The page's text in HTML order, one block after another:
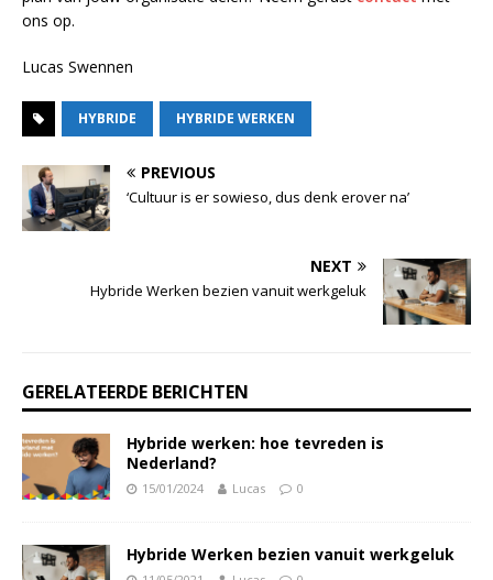
ons op.
Lucas Swennen
HYBRIDE HYBRIDE WERKEN
PREVIOUS
‘Cultuur is er sowieso, dus denk erover na’
NEXT
Hybride Werken bezien vanuit werkgeluk
GERELATEERDE BERICHTEN
Hybride werken: hoe tevreden is
Nederland?
15/01/2024 Lucas 0
Hybride Werken bezien vanuit werkgeluk